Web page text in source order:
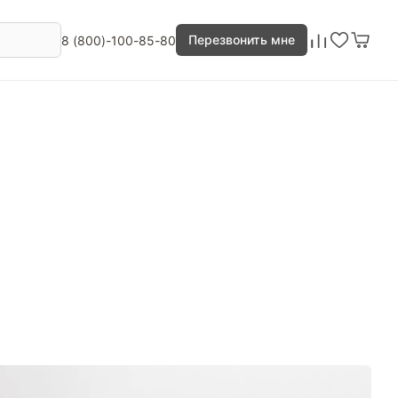
8 (800)-100-85-80 Перезвонить мне